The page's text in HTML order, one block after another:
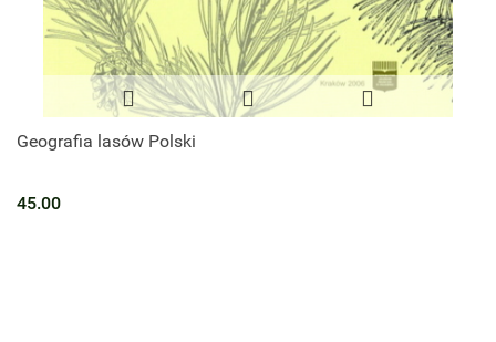
Geografia lasów Polski
45.00